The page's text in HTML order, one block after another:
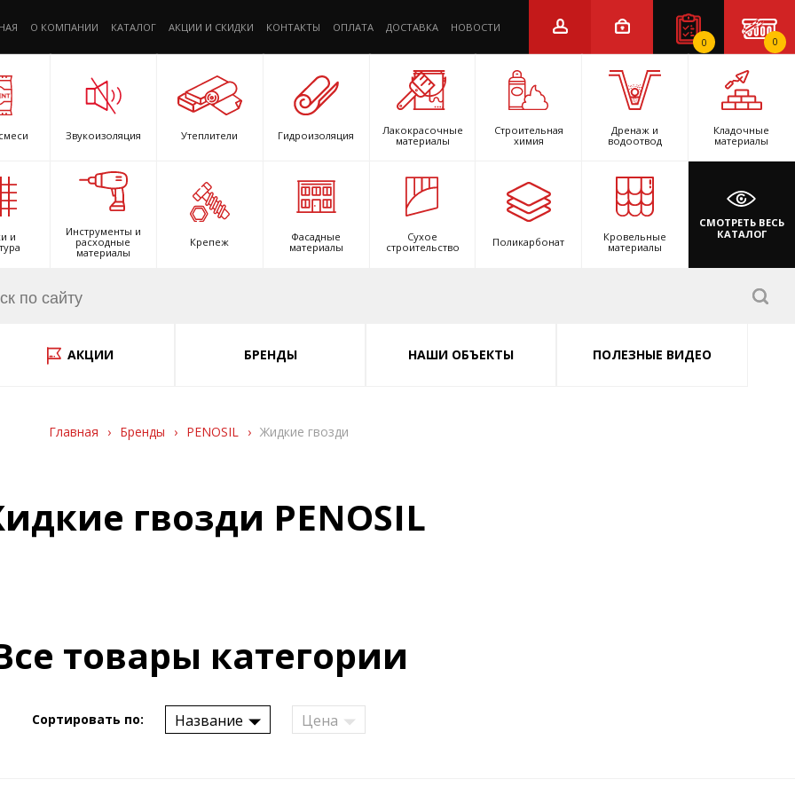
О КОМПАНИИ КАТАЛОГ АКЦИИ И СКИДКИ КОНТАКТЫ ОПЛАТА ДОСТАВКА НОВОСТИ
0 0
Звукоизоляция Утеплители Гидроизоляция
Лакокрасочные
материалы
Строительная
химия
Дренаж и
водоотвод
Кладочные
материалы
и
Инструменты и
расходные
материалы
Крепеж
Фасадные
материалы
Сухое
строительство
Поликарбонат
Кровельные
материалы
СМОТРЕТЬ ВЕСЬ
КАТАЛОГ
АКЦИИ БРЕНДЫ НАШИ ОБЪЕКТЫ ПОЛЕЗНЫЕ ВИДЕО
Главная › Бренды › PENOSIL › Жидкие гвозди
гвозди PENOSIL
товары категории
Сортировать по: Название Цена